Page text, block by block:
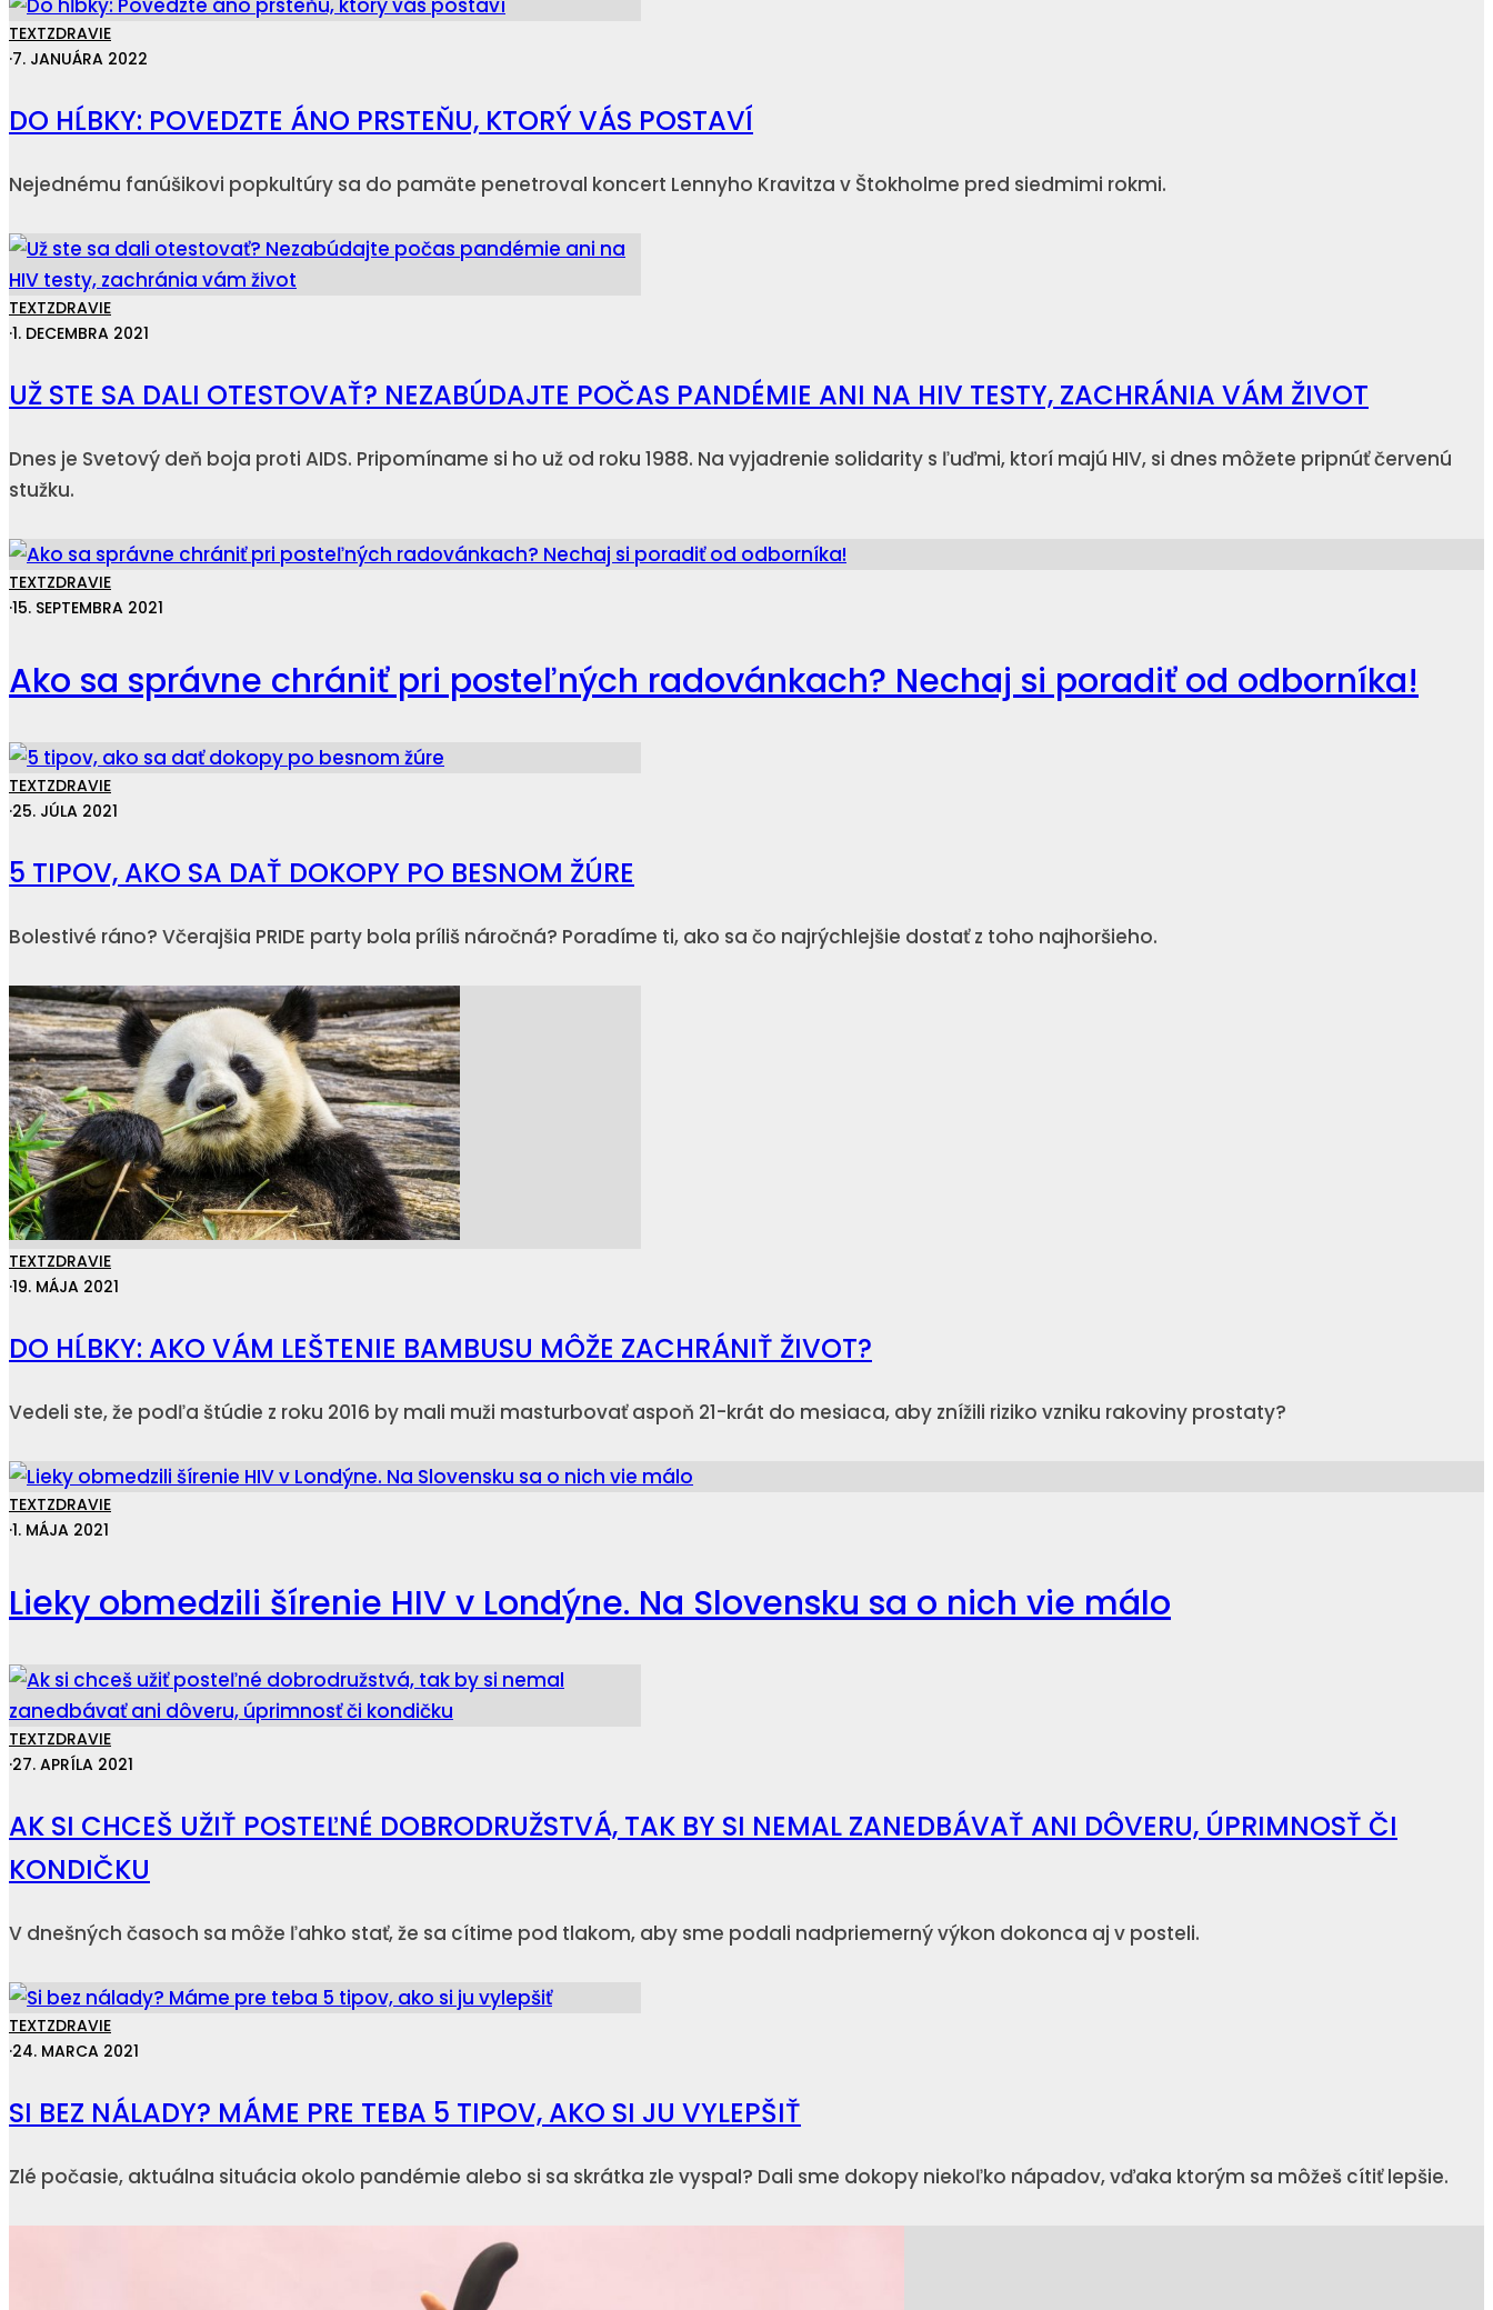
TEXTZDRAVIE
·7. JANUÁRA 2022
DO HĹBKY: POVEDZTE ÁNO PRSTEŇU, KTORÝ VÁS POSTAVÍ
Nejednému fanúšikovi popkultúry sa do pamäte penetroval koncert Lennyho Kravitza v Štokholme pred siedmimi rokmi.
TEXTZDRAVIE
·1. DECEMBRA 2021
UŽ STE SA DALI OTESTOVAŤ? NEZABÚDAJTE POČAS PANDÉMIE ANI NA HIV TESTY, ZACHRÁNIA VÁM ŽIVOT
Dnes je Svetový deň boja proti AIDS. Pripomíname si ho už od roku 1988. Na vyjadrenie solidarity s ľuďmi, ktorí majú HIV, si dnes môžete pripnúť červenú
stužku.
TEXTZDRAVIE
·15. SEPTEMBRA 2021
Ako sa správne chrániť pri posteľných radovánkach? Nechaj si poradiť od odborníka!
TEXTZDRAVIE
·25. JÚLA 2021
5 TIPOV, AKO SA DAŤ DOKOPY PO BESNOM ŽÚRE
Bolestivé ráno? Včerajšia PRIDE party bola príliš náročná? Poradíme ti, ako sa čo najrýchlejšie dostať z toho najhoršieho.
TEXTZDRAVIE
·19. MÁJA 2021
DO HĹBKY: AKO VÁM LEŠTENIE BAMBUSU MÔŽE ZACHRÁNIŤ ŽIVOT?
Vedeli ste, že podľa štúdie z roku 2016 by mali muži masturbovať aspoň 21-krát do mesiaca, aby znížili riziko vzniku rakoviny prostaty?
TEXTZDRAVIE
·1. MÁJA 2021
Lieky obmedzili šírenie HIV v Londýne. Na Slovensku sa o nich vie málo
TEXTZDRAVIE
·27. APRÍLA 2021
AK SI CHCEŠ UŽIŤ POSTEĽNÉ DOBRODRUŽSTVÁ, TAK BY SI NEMAL ZANEDBÁVAŤ ANI DÔVERU, ÚPRIMNOSŤ ČI
KONDIČKU
V dnešných časoch sa môže ľahko stať, že sa cítime pod tlakom, aby sme podali nadpriemerný výkon dokonca aj v posteli.
TEXTZDRAVIE
·24. MARCA 2021
SI BEZ NÁLADY? MÁME PRE TEBA 5 TIPOV, AKO SI JU VYLEPŠIŤ
Zlé počasie, aktuálna situácia okolo pandémie alebo si sa skrátka zle vyspal? Dali sme dokopy niekoľko nápadov, vďaka ktorým sa môžeš cítiť lepšie.